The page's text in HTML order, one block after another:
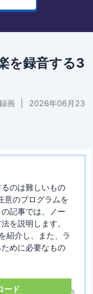
を録音する3
画
2026年06月23
のは難しいもの
意のプログラムを
記事では、ノー
を説明します。
紹介し、また、ラ
めに必要なもの
ード